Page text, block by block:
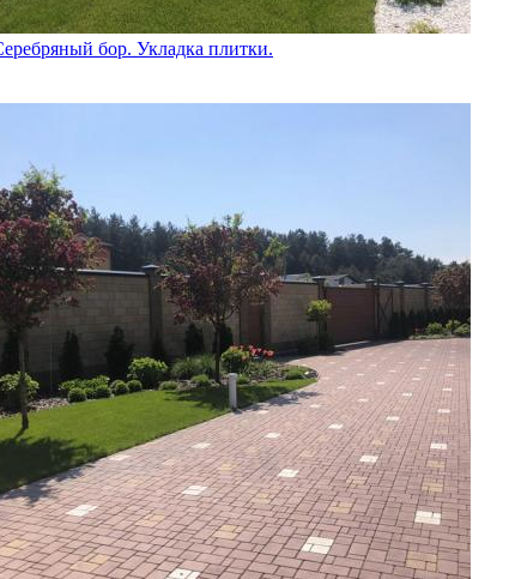
бор. Укладка плитки.